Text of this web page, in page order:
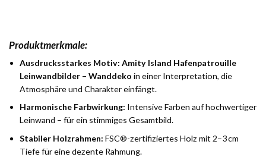
Produktmerkmale:
Ausdrucksstarkes Motiv: Amity Island Hafenpatrouille
Leinwandbilder – Wanddeko in einer Interpretation, die
Atmosphäre und Charakter einfängt.
Harmonische Farbwirkung: Intensive Farben auf hochwertiger
Leinwand – für ein stimmiges Gesamtbild.
Stabiler Holzrahmen: FSC®-zertifiziertes Holz mit 2–3 cm
Tiefe für eine dezente Rahmung.